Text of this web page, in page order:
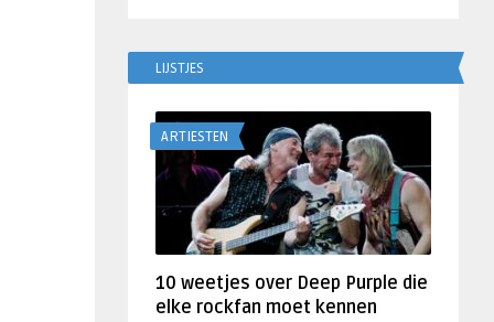
LIJSTJES
ARTIESTEN
10 weetjes over Deep Purple die
elke rockfan moet kennen